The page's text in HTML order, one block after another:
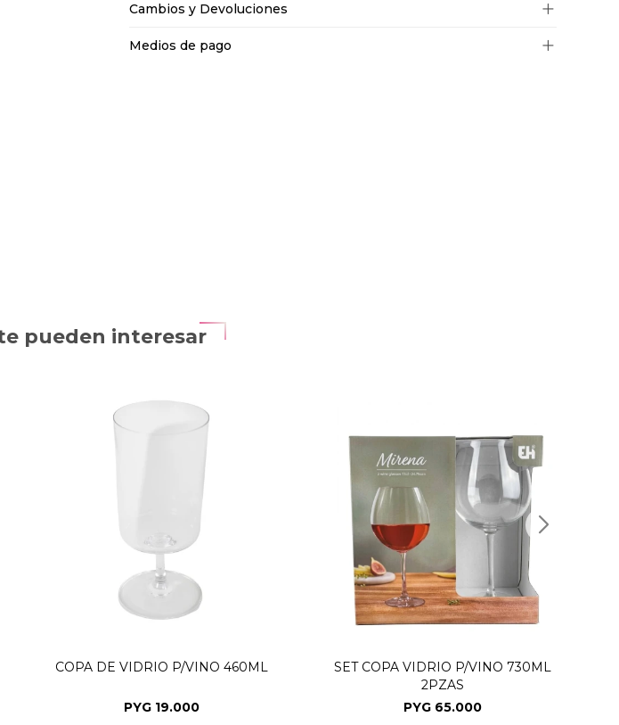
Cambios y Devoluciones
Medios de pago
pueden interesar
COPA DE VIDRIO P/VINO 460ML
PYG 19.000
SET COPA VIDRIO P/VINO 730ML
2PZAS
PYG 65.000